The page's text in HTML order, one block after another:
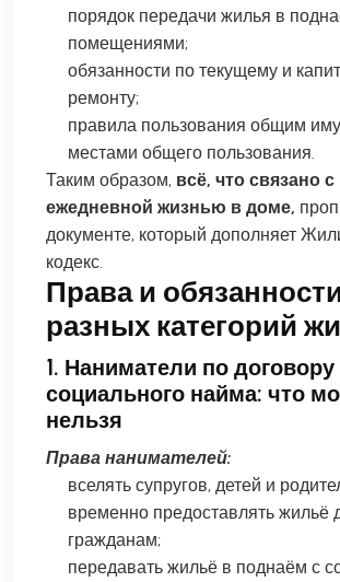
порядок передачи жилья в
помещениями;
обязанности по текущему и
ремонту;
правила пользования общим
местами общего пользования.
Таким образом, всё, что связано с
ежедневной жизнью в доме,
документе, который дополняет
кодекс.
Права и
разных категорий
1. Наниматели по договору
социального найма: что
нельзя
Права нанимателей:
вселять супругов, детей и
временно предоставлять жильё
гражданам;
передавать жильё в поднаём с